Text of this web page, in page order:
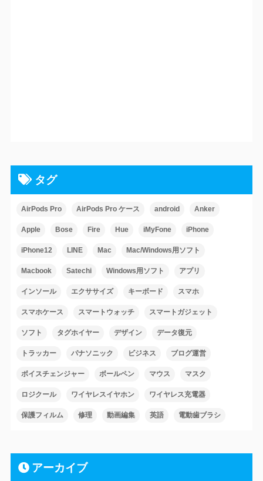
タグ
AirPods Pro AirPods Pro ケース android Anker
Apple Bose Fire Hue iMyFone iPhone
iPhone12 LINE Mac Mac/Windows用ソフト
Macbook Satechi Windows用ソフト アプリ
インソール エクササイズ キーボード スマホ
スマホケース スマートウォッチ スマートガジェット
ソフト タグホイヤー デザイン データ復元
トラッカー パナソニック ビジネス ブログ運営
ボイスチェンジャー ボールペン マウス マスク
ロジクール ワイヤレスイヤホン ワイヤレス充電器
保護フィルム 修理 動画編集 英語 電動歯ブラシ
アーカイブ